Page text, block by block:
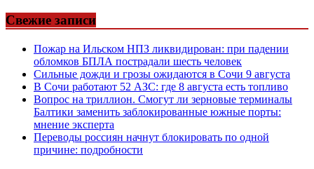
Свежие записи
Пожар на Ильском НПЗ ликвидирован: при падении
обломков БПЛА пострадали шесть человек
Сильные дожди и грозы ожидаются в Сочи 9 августа
В Сочи работают 52 АЗС: где 8 августа есть топливо
Вопрос на триллион. Смогут ли зерновые терминалы
Балтики заменить заблокированные южные порты:
мнение эксперта
Переводы россиян начнут блокировать по одной
причине: подробности